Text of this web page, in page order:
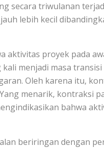
secara triwulanan
lebih kecil
aktivitas proyek pada
menjadi masa
Oleh karena itu,
menarik, kontraksi
bahwa
beriringan dengan